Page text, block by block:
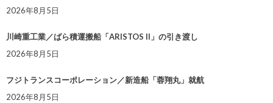
2026年8月5日
川崎重工業／ばら積運搬船「ARISTOS II」の引き渡し
2026年8月5日
フジトランスコーポレーション／新造船「蓉翔丸」就航
2026年8月5日